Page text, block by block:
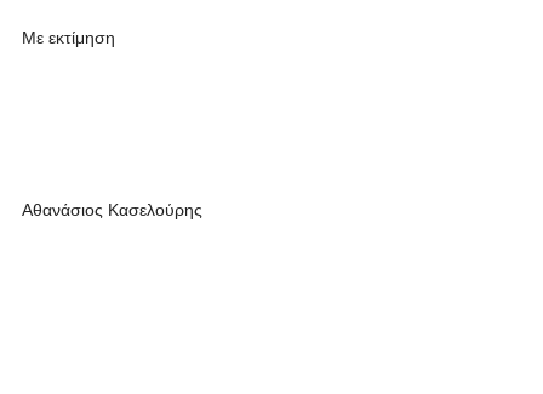
Με εκτίμηση
Αθανάσιος Κασελούρης